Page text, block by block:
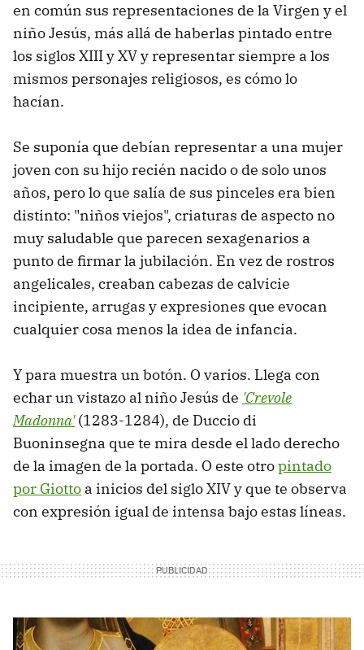
en común sus representaciones de la Virgen y el
niño Jesús, más allá de haberlas pintado entre
los siglos XIII y XV y representar siempre a los
mismos personajes religiosos, es cómo lo
hacían.
Se suponía que debían representar a una mujer
joven con su hijo recién nacido o de solo unos
años, pero lo que salía de sus pinceles era bien
distinto: "niños viejos", criaturas de aspecto no
muy saludable que parecen sexagenarios a
punto de firmar la jubilación. En vez de rostros
angelicales, creaban cabezas de calvicie
incipiente, arrugas y expresiones que evocan
cualquier cosa menos la idea de infancia.
Y para muestra un botón. O varios. Llega con
echar un vistazo al niño Jesús de 'Crevole
Madonna'(1283-1284), de Duccio di
Buoninsegna que te mira desde el lado derecho
de la imagen de la portada. O este otropintado
por Giotto a inicios del siglo XIV y que te observa
con expresión igual de intensa bajo estas líneas.